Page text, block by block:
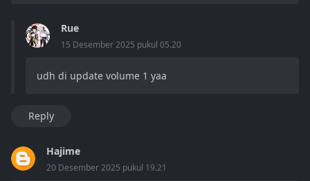
Rue
15 Desember 2025 pukul 05.20
udh di update volume 1 yaa
Reply
Hajime
20 Desember 2025 pukul 19.21